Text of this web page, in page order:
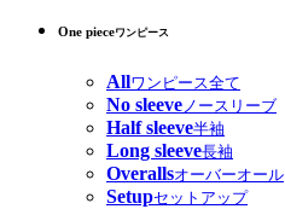
One pieceワンピース
Allワンピース全て
No sleeveノースリーブ
Half sleeve半袖
Long sleeve長袖
Overallsオーバーオール
Setupセットアップ